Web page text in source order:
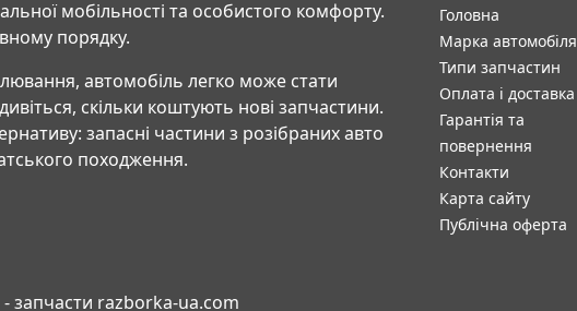
мобільності та особистого комфорту.
порядку.
автомобіль легко може стати
скільки коштують нові запчастини.
запасні частини з розібраних авто
походження.
Головна
Марка автомобіля
Типи запчастин
Оплата і доставка
Гарантія та
повернення
Контакти
Карта сайту
Публічна оферта
запчасти razborka-ua.com